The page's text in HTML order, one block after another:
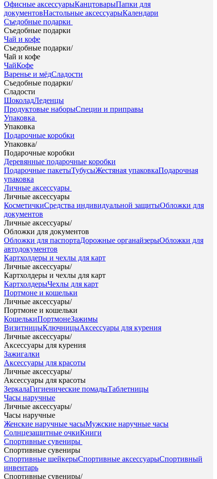
Офисные аксессуарыКанцтоварыПапки для
документовНастольные аксессуарыКалендари
Съедобные подарки
Съедобные подарки
Чай и кофе
Съедобные подарки/
Чай и кофе
ЧайКофе
Варенье и мёдСладости
Съедобные подарки/
Сладости
ШоколадЛеденцы
Продуктовые наборыСпеции и приправы
Упаковка
Упаковка
Подарочные коробки
Упаковка/
Подарочные коробки
Деревянные подарочные коробки
Подарочные пакетыТубусыЖестяная упаковкаПодарочная
упаковка
Личные аксессуары
Личные аксессуары
КосметичкиСредства индивидуальной защитыОбложки для
документов
Личные аксессуары/
Обложки для документов
Обложки для паспортаДорожные органайзерыОбложки для
автодокументов
Картхолдеры и чехлы для карт
Личные аксессуары/
Картхолдеры и чехлы для карт
КартхолдерыЧехлы для карт
Портмоне и кошельки
Личные аксессуары/
Портмоне и кошельки
КошелькиПортмонеЗажимы
ВизитницыКлючницыАксессуары для курения
Личные аксессуары/
Аксессуары для курения
Зажигалки
Аксессуары для красоты
Личные аксессуары/
Аксессуары для красоты
ЗеркалаГигиенические помадыТаблетницы
Часы наручные
Личные аксессуары/
Часы наручные
Женские наручные часыМужские наручные часы
Солнцезащитные очкиКниги
Спортивные сувениры
Спортивные сувениры
Спортивные шейкерыСпортивные аксессуарыСпортивный
инвентарь
Спортивные сувениры/